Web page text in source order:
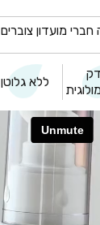
מועדון צוברים
ללא גלוטן